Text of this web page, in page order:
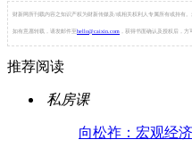
财新网所刊载内容之知识产权为财新传媒及/或相关权利人专属所有或持有
如有意愿转载，请发邮件至 hello@caixin.com ，获得书面确认及授权后，方
推荐阅读
私房课
向松祚：宏观经